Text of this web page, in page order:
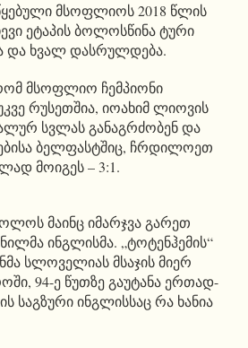
მსოფლიოს 2018 წლის
ეტაპის ბოლოსწინა ტური
და ხვალ დასრულდება.
მსოფლიო ჩემპიონი
რუსეთშია, იოახიმ ლიოვის
სვლას განაგრძობენ და
ბელფასტშიც, ჩრდილოეთ
მოიგეს – 3:1.
მაინც იმარჯვა გარეთ
ინგლისმა. „ტოტენჰემის“
სლოველიას მსაჯის მიერ
94-ე წუთზე გაუტანა ერთად-
საგზური ინგლისსაც რა ხანია